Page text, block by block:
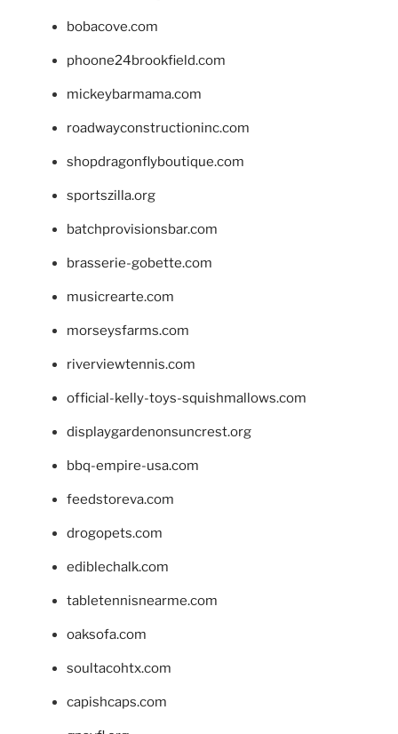
bobacove.com
phoone24brookfield.com
mickeybarmama.com
roadwayconstructioninc.com
shopdragonflyboutique.com
sportszilla.org
batchprovisionsbar.com
brasserie-gobette.com
musicrearte.com
morseysfarms.com
riverviewtennis.com
official-kelly-toys-squishmallows.com
displaygardenonsuncrest.org
bbq-empire-usa.com
feedstoreva.com
drogopets.com
ediblechalk.com
tabletennisnearme.com
oaksofa.com
soultacohtx.com
capishcaps.com